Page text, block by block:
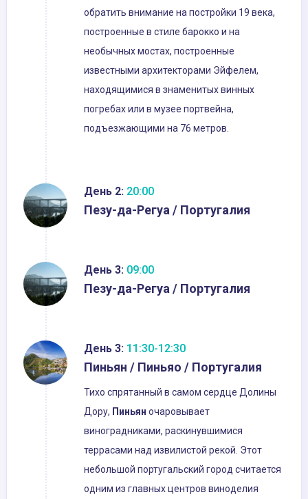
обратить внимание на постройки 19 века,
построенные в стиле барокко и на
необычных мостах, построенные
известными архитекторами Эйфелем,
находящимися в знаменитых винных
погребах или в музее портвейна,
подъезжающими на 76 метров.
День 2: 20:00
Пезу-да-Регуа / Португалия
День 3: 09:00
Пезу-да-Регуа / Португалия
День 3: 11:30-12:30
Пиньян / Пиньяо / Португалия
Тихо спрятанный в самом сердце Долины
Дору, Пиньян очаровывает
виноградниками, раскинувшимися
террасами над извилистой рекой. Этот
небольшой португальский город считается
одним из главных центров виноделия